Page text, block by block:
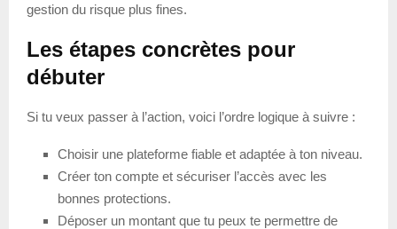
gestion du risque plus fines.
Les étapes concrètes pour
débuter
Si tu veux passer à l’action, voici l’ordre logique à suivre :
Choisir une plateforme fiable et adaptée à ton niveau.
Créer ton compte et sécuriser l’accès avec les
bonnes protections.
Déposer un montant que tu peux te permettre de